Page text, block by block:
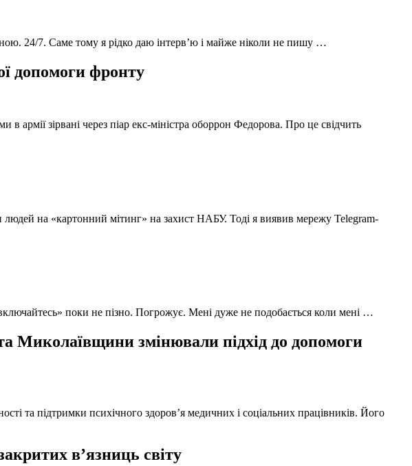
24/7. Саме тому я рідко даю інтерв’ю і майже ніколи не пишу …
допомоги фронту
армії зірвані через піар екс-міністра оборрон Федорова. Про це свідчить
на «картонний мітинг» на захист НАБУ. Тоді я виявив мережу Telegram-
поки не пізно. Погрожує. Мені дуже не подобається коли мені …
Миколаївщини змінювали підхід до допомоги
та підтримки психічного здоров’я медичних і соціальних працівників. Його
в’язниць світу